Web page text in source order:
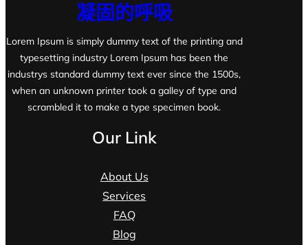
凝固的呼吸
Lorem Ipsum is simply dummy text of the printing and
typesetting industry Lorem Ipsum has been the
industrys standard dummy text ever since the 1500s,
when an unknown printer took a galley of type and
scrambled it to make a type specimen book.
Our Link
About Us
Services
FAQ
Blog